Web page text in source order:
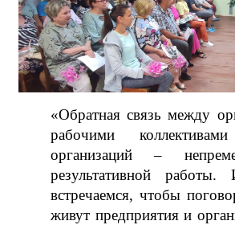
«Обратная связь между
рабочими
организаций –
результативной
встречаемся, чтобы
живут предприятия и